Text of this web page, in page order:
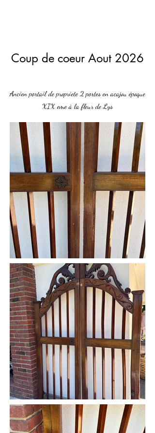
Coup de coeur Aout 2026
Ancien portail de propriete 2 portes en acajou époque
XIX eme à la fleur de Lys